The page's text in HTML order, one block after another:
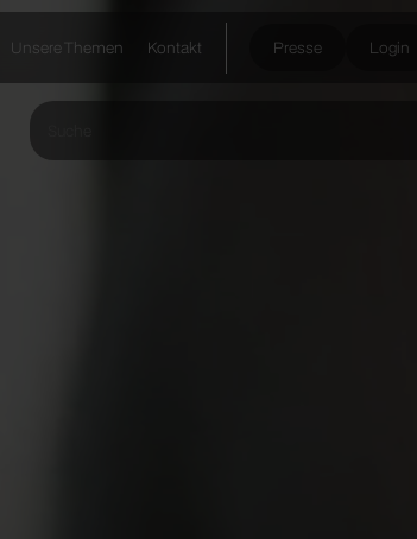
Unsere Themen Kontakt Presse Login